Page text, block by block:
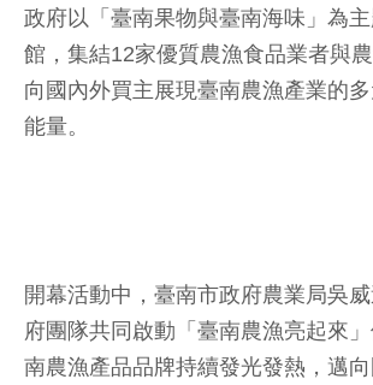
政府以「臺南果物與臺南海味」為
館，集結12家優質農漁食品業者與農
向國內外買主展現臺南農漁產業的
能量。
開幕活動中，臺南市政府農業局吳
府團隊共同啟動「臺南農漁亮起來
南農漁產品品牌持續發光發熱，邁向